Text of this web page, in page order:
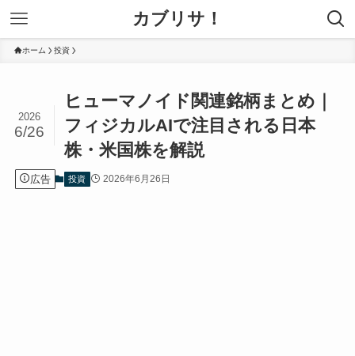
カブリサ！
ホーム 投資
ヒューマノイド関連銘柄まとめ｜
フィジカルAIで注目される日本
株・米国株を解説
2026
6/26
広告 投資 2026年6月26日